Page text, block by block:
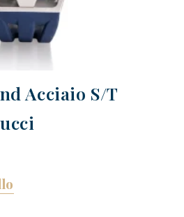
Acciaio S/T